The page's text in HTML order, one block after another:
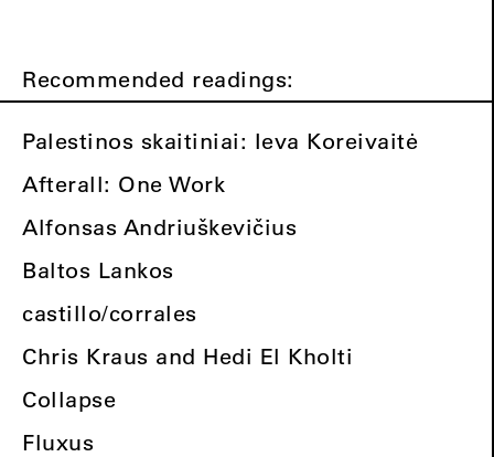
Recommended readings:
Palestinos skaitiniai: Ieva Koreivaitė
Afterall: One Work
Alfonsas Andriuškevičius
Baltos Lankos
castillo/corrales
Chris Kraus and Hedi El Kholti
Collapse
Fluxus